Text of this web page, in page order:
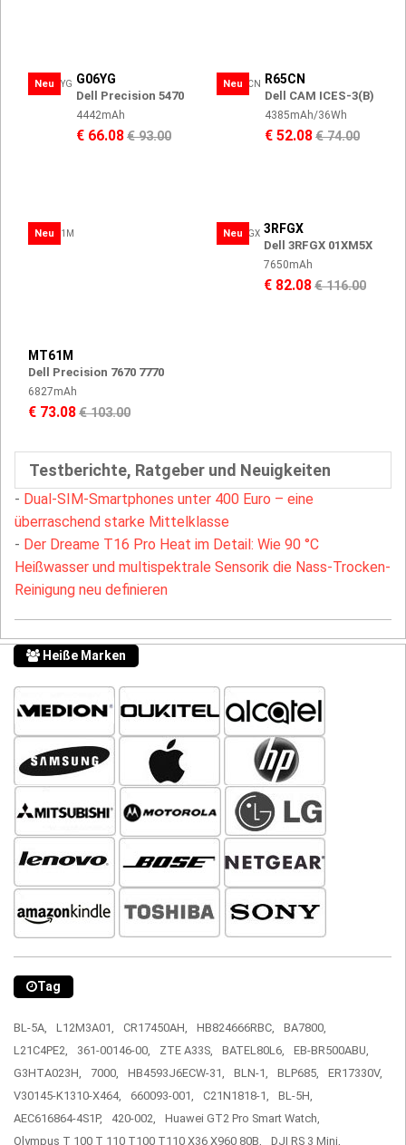
Neu G06YG
Dell Precision 5470
4442mAh
€ 66.08€ 93.00
Neu R65CN
Dell CAM ICES-3(B)
4385mAh/36Wh
€ 52.08€ 74.00
Neu
MT61M
Dell Precision 7670 7770
6827mAh
€ 73.08€ 103.00
Neu 3RFGX
Dell 3RFGX 01XM5X
7650mAh
€ 82.08€ 116.00
Testberichte, Ratgeber und Neuigkeiten
- Dual-SIM-Smartphones unter 400 Euro – eine
überraschend starke Mittelklasse
- Der Dreame T16 Pro Heat im Detail: Wie 90 °C
Heißwasser und multispektrale Sensorik die Nass-Trocken-
Reinigung neu definieren
Heiße Marken
Tag
BL-5A, L12M3A01, CR17450AH, HB824666RBC,
BA7800,
L21C4PE2,
361-00146-00, ZTE A33S, BATEL80L6,
EB-BR500ABU,
G3HTA023H,
7000, HB4593J6ECW-31, BLN-1, BLP685,
ER17330V,
V30145-K1310-X464,
660093-001, C21N1818-1,
BL-5H,
AEC616864-4S1P,
420-002,
Huawei GT2 Pro Smart Watch,
Olympus T 100 T 110 T100 T110 X36 X960 80B,
DJI RS 3 Mini,